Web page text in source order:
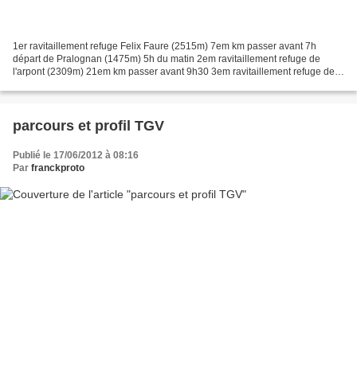
1er ravitaillement refuge Felix Faure (2515m) 7em km passer avant 7h
départ de Pralognan (1475m) 5h du matin 2em ravitaillement refuge de
l'arpont (2309m) 21em km passer avant 9h30 3em ravitaillement refuge de
parcours et profil TGV
Publié le 17/06/2012 à 08:16
Par franckproto